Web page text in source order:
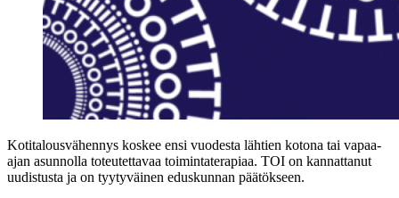
Kotitalousvähennys koskee ensi vuodesta lähtien kotona tai vapaa-
ajan asunnolla toteutettavaa toimintaterapiaa. TOI on kannattanut
uudistusta ja on tyytyväinen eduskunnan päätökseen.